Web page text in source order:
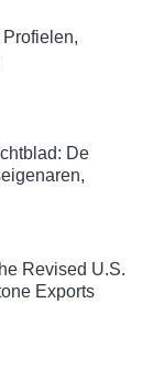
De
Revised U.S.
Exports